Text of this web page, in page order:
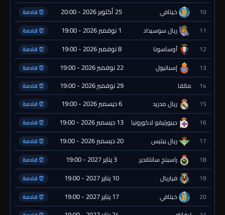
10 خيتافي 25 أكتوبر 2026 - 20:00 ⏰ قادمة
11 ريال سوسيداد 1 نوفمبر 2026 - 19:00 ⏰ قادمة
12 أوساسونا 8 نوفمبر 2026 - 19:00 ⏰ قادمة
13 إسبانيول 22 نوفمبر 2026 - 19:00 ⏰ قادمة
14 مالقا 29 نوفمبر 2026 - 19:00 ⏰ قادمة
15 ريال مدريد 6 ديسمبر 2026 - 19:00 ⏰ قادمة
16 ديبورتيفو لاكورونيا 13 ديسمبر 2026 - 19:00 ⏰ قادمة
17 ريال بيتيس 20 ديسمبر 2026 - 19:00 ⏰ قادمة
18 راسينج سانتاندير 3 يناير 2027 - 19:00 ⏰ قادمة
19 فياريال 10 يناير 2027 - 19:00 ⏰ قادمة
20 خيتافي 17 يناير 2027 - 19:00 ⏰ قادمة